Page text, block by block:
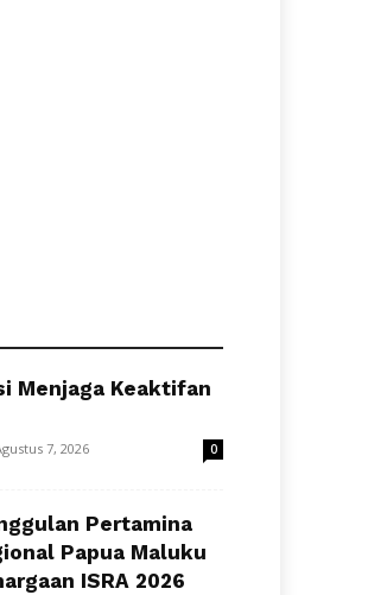
Menjaga Keaktifan
7, 2026 0
Pertamina
Papua Maluku
ISRA 2026